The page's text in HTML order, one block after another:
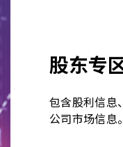
股东专
包含股利信息
公司市场信息。